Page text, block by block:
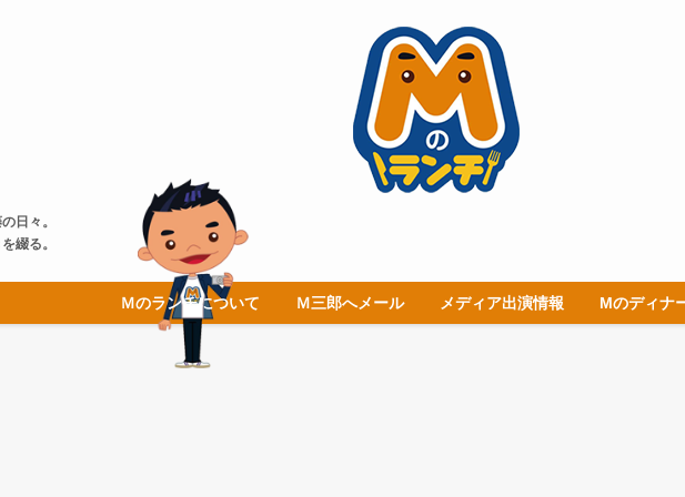
日々。
綴る。
Ｍのランチについて Ｍ三郎へメール メディア出演情報 Mのディナ